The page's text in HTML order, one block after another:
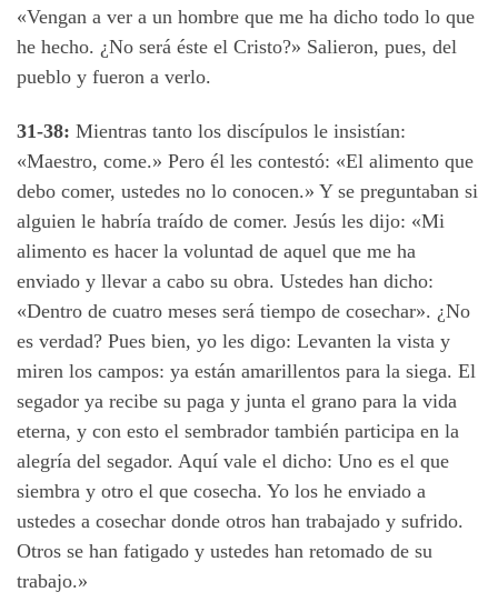
«Vengan a ver a un hombre que me ha dicho todo lo que
he hecho. ¿No será éste el Cristo?» Salieron, pues, del
pueblo y fueron a verlo.
31-38: Mientras tanto los discípulos le insistían:
«Maestro, come.» Pero él les contestó: «El alimento que
debo comer, ustedes no lo conocen.» Y se preguntaban si
alguien le habría traído de comer. Jesús les dijo: «Mi
alimento es hacer la voluntad de aquel que me ha
enviado y llevar a cabo su obra. Ustedes han dicho:
«Dentro de cuatro meses será tiempo de cosechar». ¿No
es verdad? Pues bien, yo les digo: Levanten la vista y
miren los campos: ya están amarillentos para la siega. El
segador ya recibe su paga y junta el grano para la vida
eterna, y con esto el sembrador también participa en la
alegría del segador. Aquí vale el dicho: Uno es el que
siembra y otro el que cosecha. Yo los he enviado a
ustedes a cosechar donde otros han trabajado y sufrido.
Otros se han fatigado y ustedes han retomado de su
trabajo.»